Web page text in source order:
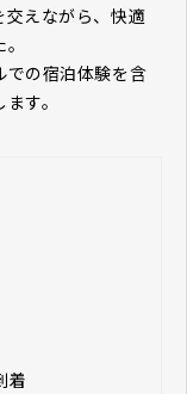
えながら、快適
での宿泊体験を含
す。
着